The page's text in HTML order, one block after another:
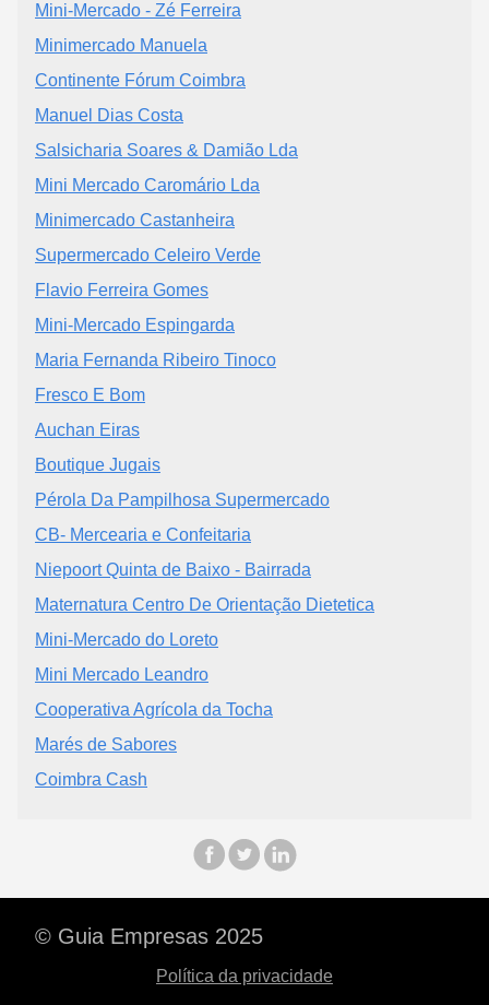
Mini-Mercado - Zé Ferreira
Minimercado Manuela
Continente Fórum Coimbra
Manuel Dias Costa
Salsicharia Soares & Damião Lda
Mini Mercado Caromário Lda
Minimercado Castanheira
Supermercado Celeiro Verde
Flavio Ferreira Gomes
Mini-Mercado Espingarda
Maria Fernanda Ribeiro Tinoco
Fresco E Bom
Auchan Eiras
Boutique Jugais
Pérola Da Pampilhosa Supermercado
CB- Mercearia e Confeitaria
Niepoort Quinta de Baixo - Bairrada
Maternatura Centro De Orientação Dietetica
Mini-Mercado do Loreto
Mini Mercado Leandro
Cooperativa Agrícola da Tocha
Marés de Sabores
Coimbra Cash
© Guia Empresas 2025
Política da privacidade